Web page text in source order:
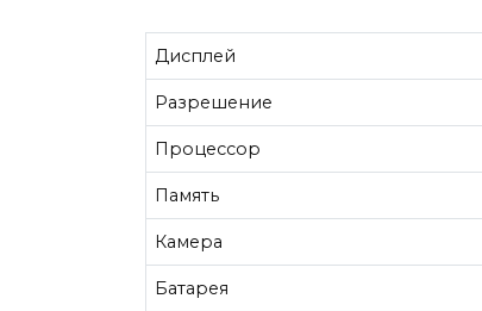
Дисплей
Разрешение
Процессор
Память
Камера
Батарея